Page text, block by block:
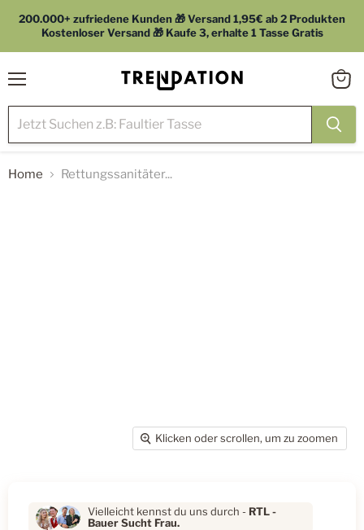
200.000+ zufriedene Kunden 🎁 Versand 1,95€ ab 2 Produkten
Kostenloser Versand 🎁 Kaufe 3, erhalte 1 Tasse Gratis
Home Rettungssanitäter...
Klicken oder scrollen, um zu zoomen
Vielleicht kennst du uns durch - RTL-
Bauer Sucht Frau.